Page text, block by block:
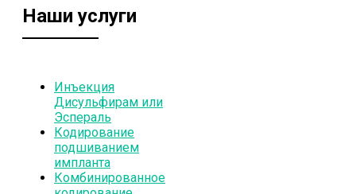
Наши услуги
Инъекция
Дисульфирам или
Эспераль
Кодирование
подшиванием
импланта
Комбинированное